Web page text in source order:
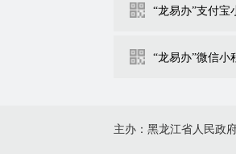
“龙易办”支付宝
“龙易办”微信小
主办：黑龙江省人民政